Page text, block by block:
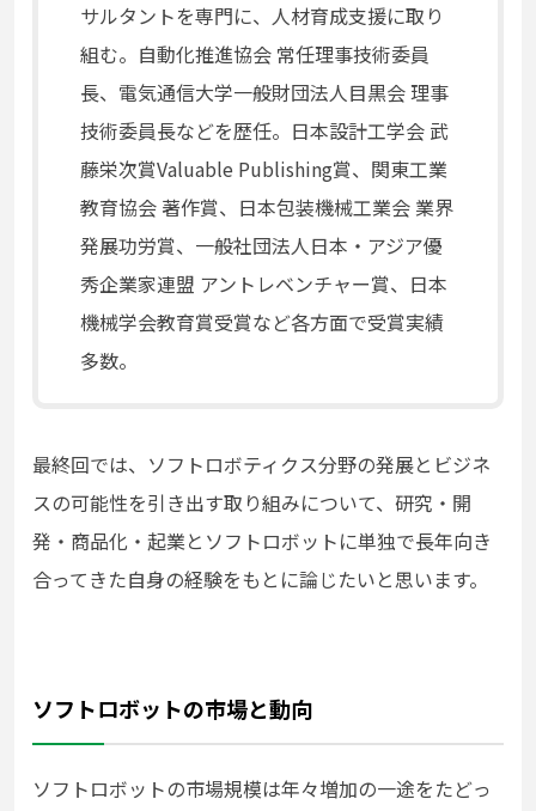
サルタントを専門に、人材育成支援に取り
組む。自動化推進協会 常任理事技術委員
長、電気通信大学一般財団法人目黒会 理事
技術委員長などを歴任。日本設計工学会 武
藤栄次賞Valuable Publishing賞、関東工業
教育協会 著作賞、日本包装機械工業会 業界
発展功労賞、一般社団法人日本・アジア優
秀企業家連盟 アントレベンチャー賞、日本
機械学会教育賞受賞など各方面で受賞実績
多数。
最終回では、ソフトロボティクス分野の発展とビジネ
スの可能性を引き出す取り組みについて、研究・開
発・商品化・起業とソフトロボットに単独で長年向き
合ってきた自身の経験をもとに論じたいと思います。
ソフトロボットの市場と動向
ソフトロボットの市場規模は年々増加の一途をたどっ